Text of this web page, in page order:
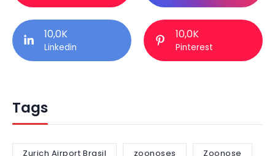
10,0K
Linkedin
10,0K
Pinterest
Tags
Zurich Airport Brasil zoonoses Zoonose